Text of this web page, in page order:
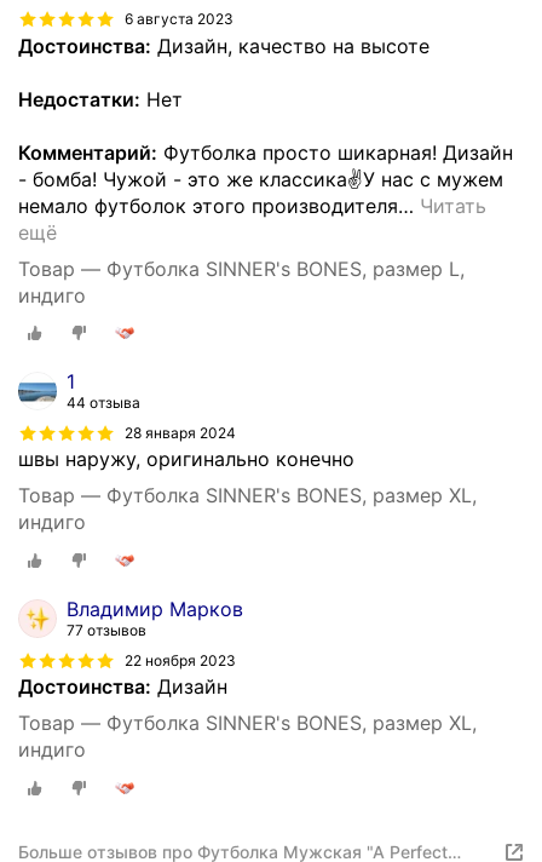
6 августа 2023
Достоинства: Дизайн, качество на высоте
Недостатки: Нет
Комментарий: Футболка просто шикарная! Дизайн
- бомба! Чужой - это же классика✌У нас с мужем
немало футболок этого производителя… Читать
ещё
Товар — Футболка SINNER's BONES, размер L,
индиго
1
44 отзыва
28 января 2024
швы наружу, оригинально конечно
Товар — Футболка SINNER's BONES, размер XL,
индиго
Владимир Марков
77 отзывов
22 ноября 2023
Достоинства: Дизайн
Товар — Футболка SINNER's BONES, размер XL,
индиго
Больше отзывов про Футболка Мужская "A Perfect